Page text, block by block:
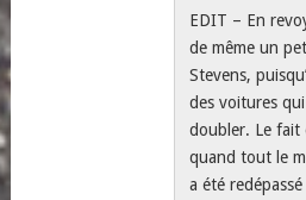
EDIT – En
de même un
Stevens,
des voitures
doubler. Le fait
quand tout le
a été